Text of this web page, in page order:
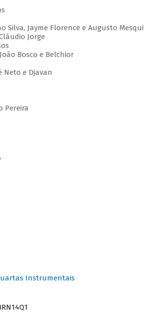
Silva, Jayme Florence e Augusto
Jorge
Bosco e Belchior
Neto e Djavan
Pereira
Instrumentais